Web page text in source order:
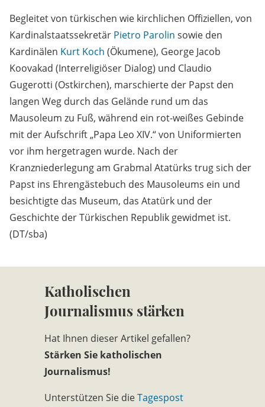
Begleitet von türkischen wie kirchlichen Offiziellen, von
Kardinalstaatssekretär Pietro Parolin sowie den
Kardinälen Kurt Koch (Ökumene), George Jacob
Koovakad (Interreligiöser Dialog) und Claudio
Gugerotti (Ostkirchen), marschierte der Papst den
langen Weg durch das Gelände rund um das
Mausoleum zu Fuß, während ein rot-weißes Gebinde
mit der Aufschrift „Papa Leo XIV.“ von Uniformierten
vor ihm hergetragen wurde. Nach der
Kranzniederlegung am Grabmal Atatürks trug sich der
Papst ins Ehrengästebuch des Mausoleums ein und
besichtigte das Museum, das Atatürk und der
Geschichte der Türkischen Republik gewidmet ist.
(DT/sba)
Katholischen
Journalismus stärken
Hat Ihnen dieser Artikel gefallen?
Stärken Sie katholischen
Journalismus!
Unterstützen Sie dieTagespost